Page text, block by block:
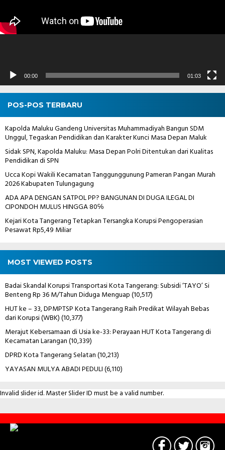
00:00 01:03
POS-POS TERBARU
Kapolda Maluku Gandeng Universitas Muhammadiyah Bangun SDM
Unggul, Tegaskan Pendidikan dan Karakter Kunci Masa Depan Maluk
Sidak SPN, Kapolda Maluku: Masa Depan Polri Ditentukan dari Kualitas
Pendidikan di SPN
Ucca Kopi Wakili Kecamatan Tanggunggunung Pameran Pangan Murah
2026 Kabupaten Tulungagung
ADA APA DENGAN SATPOL PP? BANGUNAN DI DUGA ILEGAL DI
CIPONDOH MULUS HINGGA 80℅
Kejari Kota Tangerang Tetapkan Tersangka Korupsi Pengoperasian
Pesawat Rp5,49 Miliar
MOST VIEWED POSTS
Badai Skandal Korupsi Transportasi Kota Tangerang: Subsidi ‘TAYO’ Si
Benteng Rp 36 M/Tahun Diduga Menguap(10,517)
HUT ke – 33, DPMPTSP Kota Tangerang Raih Predikat Wilayah Bebas
dari Korupsi (WBK)(10,377)
Merajut Kebersamaan di Usia ke-33: Perayaan HUT Kota Tangerang di
Kecamatan Larangan(10,339)
DPRD Kota Tangerang Selatan(10,213)
YAYASAN MULYA ABADI PEDULI(6,110)
Invalid slider id. Master Slider ID must be a valid number.
Contact
Us